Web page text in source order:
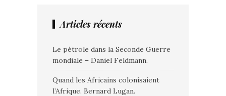
Articles récents
Le pétrole dans la Seconde Guerre
mondiale – Daniel Feldmann.
Quand les Africains colonisaient
l’Afrique. Bernard Lugan.